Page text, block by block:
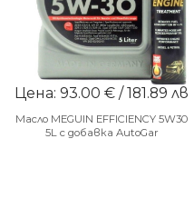
Цена: 93.00 € / 181.89 лв
Масло MEGUIN EFFICIENCY 5W30
5L с добавка AutoGar